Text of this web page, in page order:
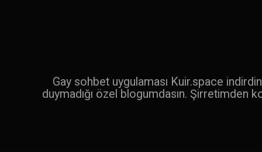
Gay sohbet uygulaması Kuir.space
duymadığı özel blogumdasın. Şirretimden